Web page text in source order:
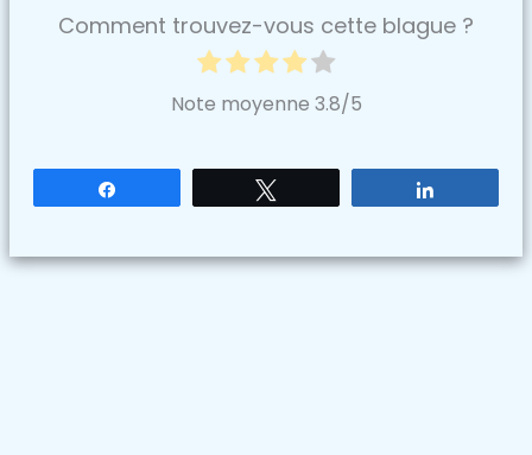
Comment trouvez-vous cette blague ?
Note moyenne 3.8/5